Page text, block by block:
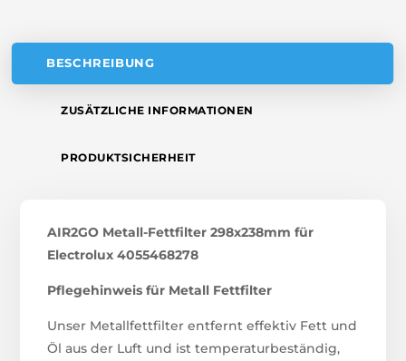
BESCHREIBUNG
ZUSÄTZLICHE INFORMATIONEN
PRODUKTSICHERHEIT
AIR2GO Metall-Fettfilter 298x238mm für
Electrolux 4055468278
Pflegehinweis für Metall Fettfilter
Unser Metallfettfilter entfernt effektiv Fett und
Öl aus der Luft und ist temperaturbeständig,